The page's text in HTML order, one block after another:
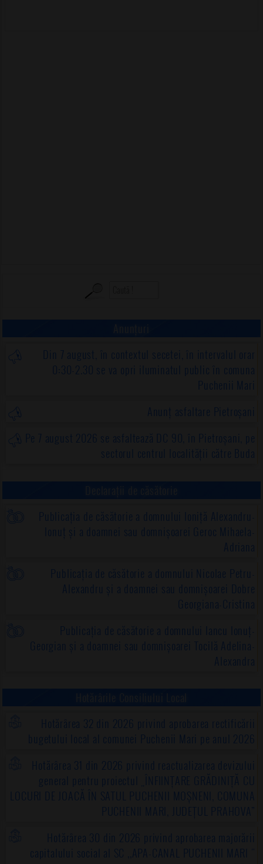
Din 7 august, în contextul secetei, în intervalul orar
0:30-2.30 se va opri iluminatul public în comuna
Puchenii Mari
Anunț asfaltare Pietroșani
Pe 7 august 2026 se asfaltează DC 90, în Pietroșani, pe
sectorul centrul localității către Buda
Publicația de căsătorie a domnului Ioniță Alexandru-
Ionuț și a doamnei sau domnișoarei Geroc Mihaela-
Adriana
Publicația de căsătorie a domnului Nicolae Petru-
Alexandru și a doamnei sau domnișoarei Dobre
Georgiana-Cristina
Publicația de căsătorie a domnului Iancu Ionuț-
Georgian și a doamnei sau domnișoarei Tocilă Adelina-
Alexandra
Hotărârea 32 din 2026 privind aprobarea rectificării
bugetului local al comunei Puchenii Mari pe anul 2026
Hotărârea 31 din 2026 privind reactualizarea devizului
general pentru proiectul „ÎNFIINȚARE GRĂDINIȚĂ CU
LOCURI DE JOACĂ ÎN SATUL PUCHENII MOȘNENI, COMUNA
PUCHENII MARI, JUDEȚUL PRAHOVA”
Hotărârea 30 din 2026 privind aprobarea majorării
capitalului social al SC ,,APA-CANAL PUCHENII MARI "